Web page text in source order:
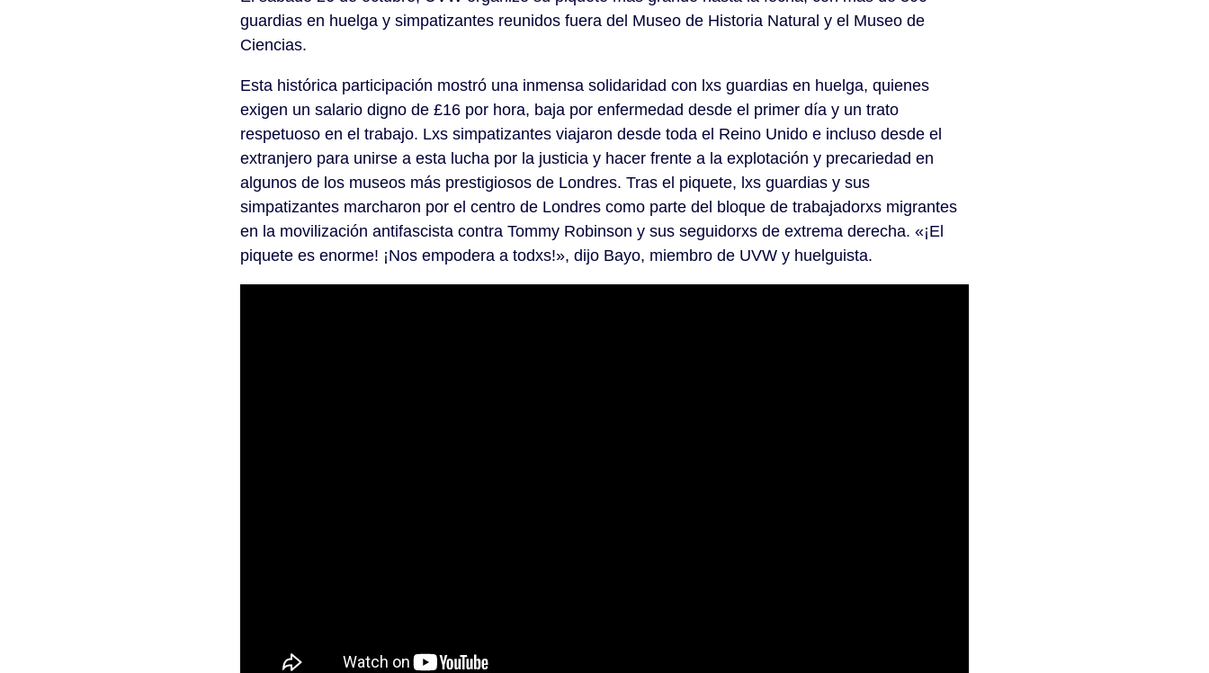
guardias en huelga y simpatizantes reunidos fuera del Museo de Historia Natural y el Museo de
Ciencias.
Esta histórica participación mostró una inmensa solidaridad con lxs guardias en huelga, quienes
exigen un salario digno de £16 por hora, baja por enfermedad desde el primer día y un trato
respetuoso en el trabajo. Lxs simpatizantes viajaron desde toda el Reino Unido e incluso desde el
extranjero para unirse a esta lucha por la justicia y hacer frente a la explotación y precariedad en
algunos de los museos más prestigiosos de Londres. Tras el piquete, lxs guardias y sus
simpatizantes marcharon por el centro de Londres como parte del bloque de trabajadorxs migrantes
en la movilización antifascista contra Tommy Robinson y sus seguidorxs de extrema derecha. «¡El
piquete es enorme! ¡Nos empodera a todxs!», dijo Bayo, miembro de UVW y huelguista.